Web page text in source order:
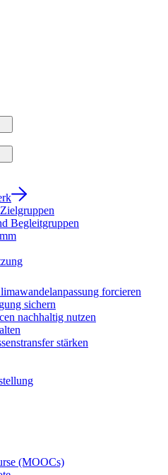
Begleitgruppen
forcieren
sichern
nachhaltig nutzen
stärken
(MOOCs)